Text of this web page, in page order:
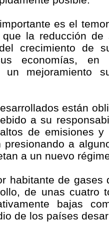
es el
la reducción
crecimiento de
economías,
un mejoramiento
están
a su
de emisiones
presionando a
a un nuevo
habitante de gases
de unas cuatro
bajas
de los países